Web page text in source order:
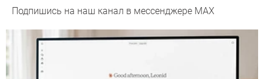
Подпишись на наш канал в мессенджере МАХ